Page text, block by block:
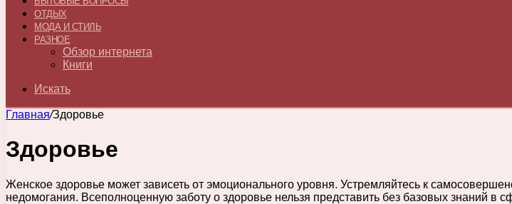
ОТДЫХ
МОДА И СТИЛЬ
РАЗНОЕ
Обзор интернета
Книги
Искать
Главная/Здоровье
Здоровье
Женское здоровье может зависеть от эмоционального уровня. Устремляйтесь к
недомогания. Всеполноценную заботу о здоровье нельзя представить без базовых знаний в